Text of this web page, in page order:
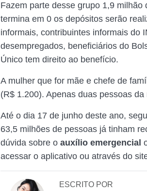
Fazem parte desse grupo 1,9
termina em 0 os depósitos serão
informais, contribuintes informais do
desempregados, beneficiários do
Único tem direito ao benefício.
A mulher que for mãe e chefe de
(R$ 1.200). Apenas duas pessoas
Até o dia 17 de junho deste ano,
63,5 milhões de pessoas já tinham
dúvida sobre o auxílio emergencial
acessar o aplicativo ou através do
ESCRITO POR